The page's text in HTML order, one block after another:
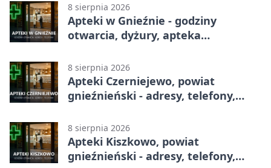
8 sierpnia 2026
Apteki w Gnieźnie - godziny
otwarcia, dyżury, apteka
8 sierpnia 2026
Apteki Czerniejewo, powiat
gnieźnieński - adresy, telefony,
8 sierpnia 2026
Apteki Kiszkowo, powiat
gnieźnieński - adresy, telefony,